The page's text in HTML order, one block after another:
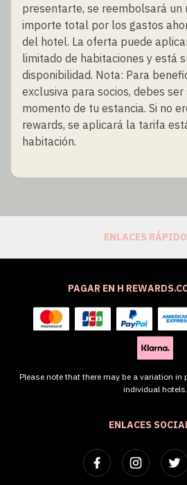
presentarte, se reembolsará un
importe total por los gastos
del hotel. La oferta puede
limitado de habitaciones y está
disponibilidad. Nota: Para
exclusiva para socios, debes ser
momento de tu estancia. Si no
rewards, se aplicará la tarifa
habitación.
ENLACES
ENLACES
PAGAR EN H
Please note that there may be a variation
individual hotels.